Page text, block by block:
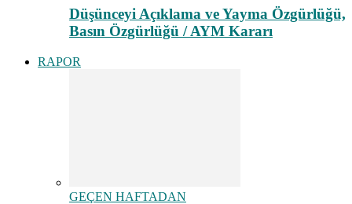
Düşünceyi Açıklama ve Yayma Özgürlüğü,
Basın Özgürlüğü / AYM Kararı
RAPOR
GEÇEN HAFTADAN